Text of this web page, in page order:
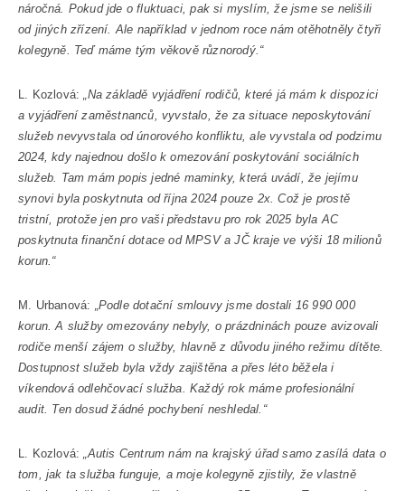
náročná. Pokud jde o fluktuaci, pak si myslím, že jsme se nelišili
od jiných zřízení. Ale například v jednom roce nám otěhotněly čtyři
kolegyně. Teď máme tým věkově různorodý.“
L. Kozlová:
„Na základě vyjádření rodičů, které já mám k dispozici
a vyjádření zaměstnanců, vyvstalo, že za situace neposkytování
služeb nevyvstala od únorového konfliktu, ale vyvstala od podzimu
2024, kdy najednou došlo k omezování poskytování sociálních
služeb. Tam mám popis jedné maminky, která uvádí, že jejímu
synovi byla poskytnuta od října 2024 pouze 2x. Což je prostě
tristní, protože jen pro vaši představu pro rok 2025 byla AC
poskytnuta finanční dotace od MPSV a JČ kraje ve výši 18 milionů
korun.“
M. Urbanová:
„Podle dotační smlouvy jsme dostali 16 990 000
korun. A služby omezovány nebyly, o prázdninách pouze avizovali
rodiče menší zájem o služby, hlavně z důvodu jiného režimu dítěte.
Dostupnost služeb byla vždy zajištěna a přes léto běžela i
víkendová odlehčovací služba. Každý rok máme profesionální
audit. Ten dosud žádné pochybení neshledal.“
L. Kozlová:
„Autis Centrum nám na krajský úřad samo zasílá data o
tom, jak ta služba funguje, a moje kolegyně zjistily, že vlastně